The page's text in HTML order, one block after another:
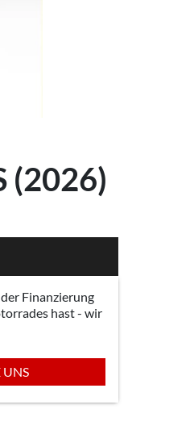
(2026)
Finanzierung
hast - wir
UNS